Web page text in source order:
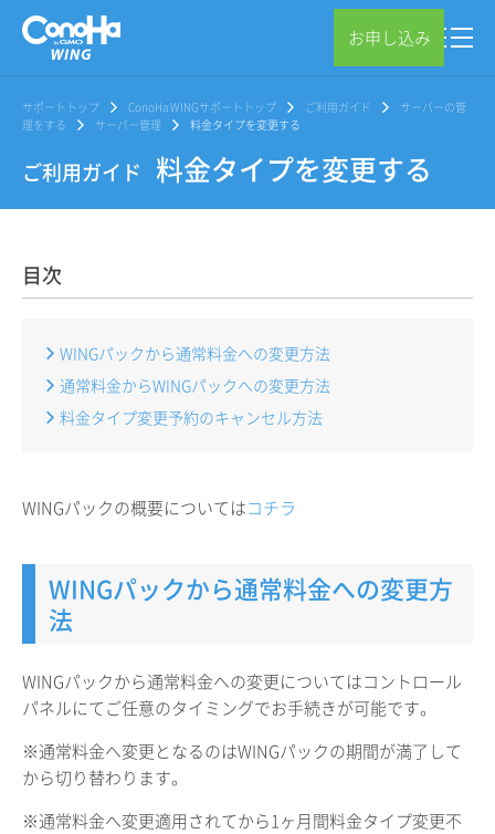
お申し込み
サポートトップ ConoHa WINGサポートトップ ご利用ガイド
サーバーの管
理をする
サーバー管理 料金タイプを変更する
ご利用ガイド 料金タイプを変更する
目次
WINGパックから通常料金への変更方法
通常料金からWINGパックへの変更方法
料金タイプ変更予約のキャンセル方法
WINGパックの概要についてはコチラ
WINGパックから通常料金への変更方
法
WINGパックから通常料金への変更についてはコントロール
パネルにてご任意のタイミングでお手続きが可能です。
※通常料金へ変更となるのはWINGパックの期間が満了して
から切り替わります。
※通常料金へ変更適用されてから1ヶ月間料金タイプ変更不